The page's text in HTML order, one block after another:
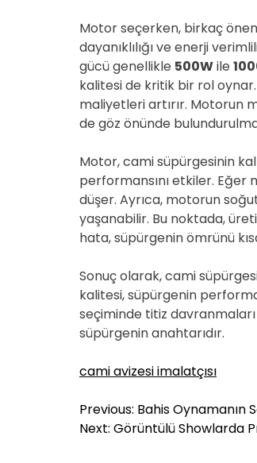
Motor seçerken, birkaç
dayanıklılığı ve enerji
gücü genellikle 500Wile
kalitesi de kritik bir rol
maliyetleri artırır. Motorun
de göz önünde
Motor, cami süpürgesinin
performansını etkiler.
düşer. Ayrıca, motorun
yaşanabilir. Bu noktada,
hata, süpürgenin ömrünü
Sonuç olarak, cami
kalitesi, süpürgenin
seçiminde titiz
süpürgenin anahtarıdır.
cami avizesi imalatçısı
Y
a
Previous: Bahis Oynamanın
Next: Görüntülü Showlarda